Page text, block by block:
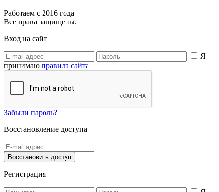
Работаем с 2016 года
Все права защищены.
Вход на сайт
Я
принимаю правила сайта
Забыли пароль?
Восстановление доступа —
Регистрация —